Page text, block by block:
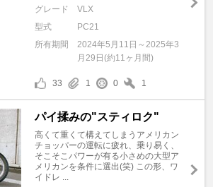
グレード
VLX
型式
PC21
所有期間
2024年5月11日～2025年3
月29日(約11ヶ月間)
33 1 0 1
パイ揉みの"スティロク"
高くて重くて構えてしまうアメリカン
チョッパーの運転に疲れ、乗り易く、
そこそこパワーが有る小さめの大型ア
メリカンを条件に選出(笑) この形、ワ
イドレ ...